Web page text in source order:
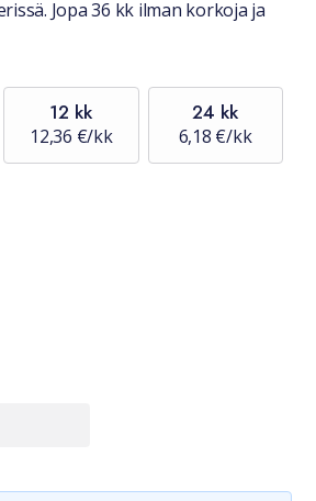
Jopa 36 kk ilman korkoja ja
12 kk
12,36 €/kk
24 kk
6,18 €/kk